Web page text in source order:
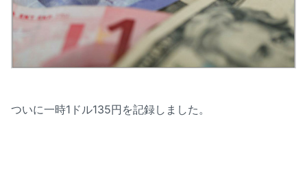
ついに一時1ドル135円を記録しました。